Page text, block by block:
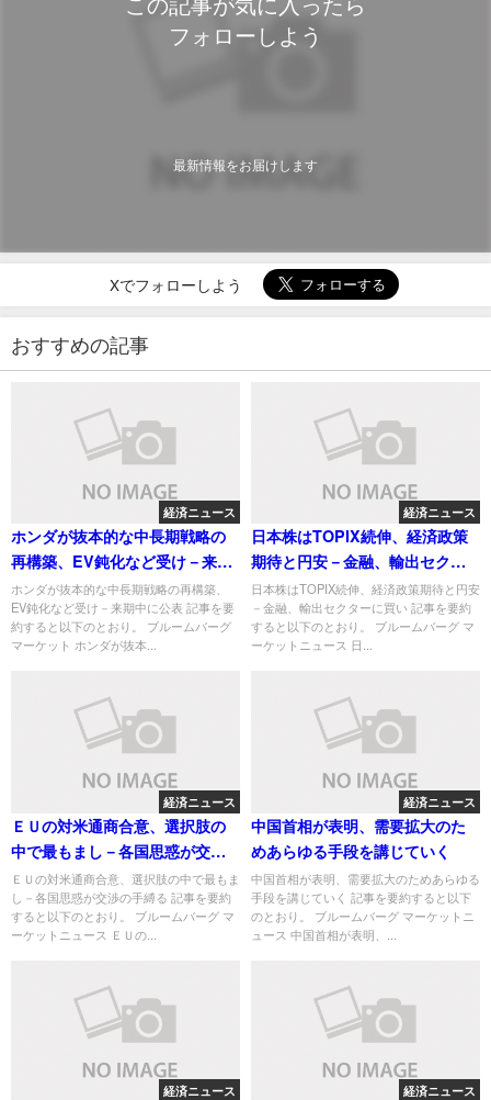
フォローしよう
最新情報をお届けします
Xでフォローしよう
おすすめの記事
経済ニュース
ホンダが抜本的な中長期戦略の
再構築、EV鈍化など受け－来期
中に公表
ホンダが抜本的な中長期戦略の再構築、
EV鈍化など受け－来期中に公表 記事を要
約すると以下のとおり。 ブルームバーグ
マーケット ホンダが抜本...
経済ニュース
日本株はTOPIX続伸、経済政策
期待と円安－金融、輸出セクタ
ーに買い
日本株はTOPIX続伸、経済政策期待と円安
－金融、輸出セクターに買い 記事を要約
すると以下のとおり。 ブルームバーグ マ
ーケットニュース 日...
経済ニュース
ＥＵの対米通商合意、選択肢の
中で最もまし－各国思惑が交渉
の手縛る
ＥＵの対米通商合意、選択肢の中で最もま
し－各国思惑が交渉の手縛る 記事を要約
すると以下のとおり。 ブルームバーグ マ
ーケットニュース ＥＵの...
経済ニュース
中国首相が表明、需要拡大のた
めあらゆる手段を講じていく
中国首相が表明、需要拡大のためあらゆる
手段を講じていく 記事を要約すると以下
のとおり。 ブルームバーグ マーケットニ
ュース 中国首相が表明、...
経済ニュース 経済ニュース